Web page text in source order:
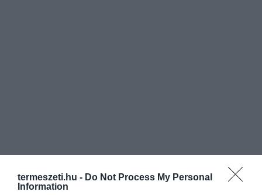
termeszeti.hu - Do Not Process My Personal
Information